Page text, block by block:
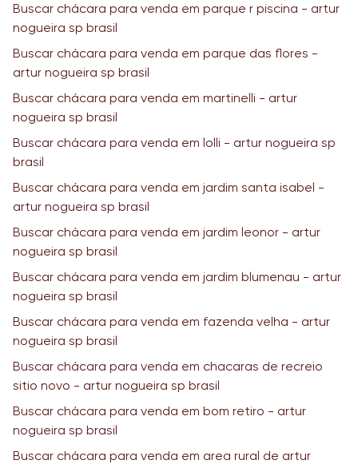
Buscar chácara para venda em parque r piscina - artur
nogueira sp brasil
Buscar chácara para venda em parque das flores -
artur nogueira sp brasil
Buscar chácara para venda em martinelli - artur
nogueira sp brasil
Buscar chácara para venda em lolli - artur nogueira sp
brasil
Buscar chácara para venda em jardim santa isabel -
artur nogueira sp brasil
Buscar chácara para venda em jardim leonor - artur
nogueira sp brasil
Buscar chácara para venda em jardim blumenau - artur
nogueira sp brasil
Buscar chácara para venda em fazenda velha - artur
nogueira sp brasil
Buscar chácara para venda em chacaras de recreio
sitio novo - artur nogueira sp brasil
Buscar chácara para venda em bom retiro - artur
nogueira sp brasil
Buscar chácara para venda em area rural de artur